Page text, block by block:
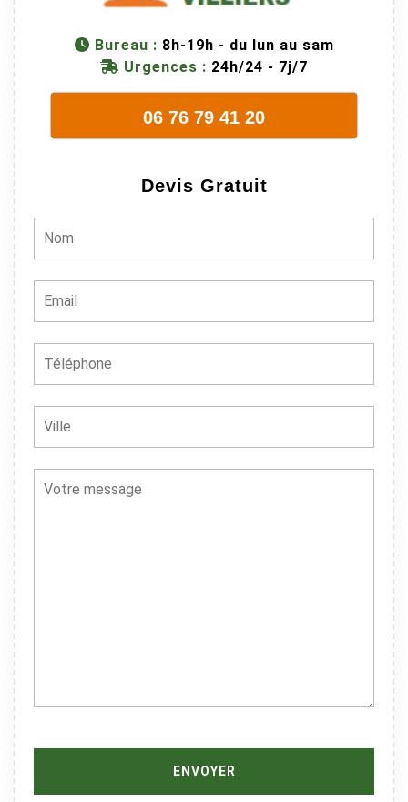
en plus ils
Bref, nous
Bureau : 8h-19h - du lun au sam
Urgences : 24h/24 - 7j/7
06 76 79 41 20
Devis Gratuit